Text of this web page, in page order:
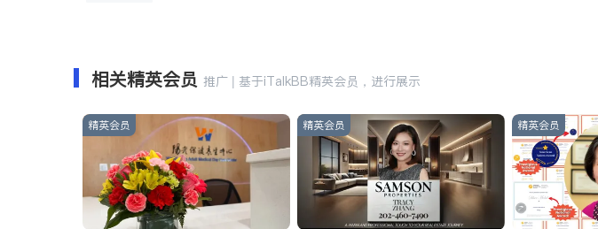
相关精英会员 推广 | 基于iTalkBB精英会员，进行展示
精英会员 精英会员 精英会员